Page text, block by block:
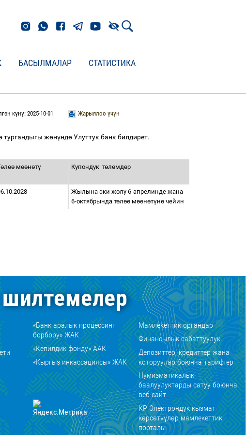
БАСЫЛМАЛАР
СТАТИСТИКА
Жарыялоо үчүн
күнү: 2025-10-01
тургандыгы жөнүндөУлуттук банк билдирет.
өлөө мөөнөтү Купондук төлөмдөр
Жылына эки жолу 6-апрелинде жана
6-октябрында төлөө мөөнөтүнө чейин
«Банк аралык процессинг
борбору» ЖАК
«Кепилдик фонду» ААК
«Кыргыз инкассациясы» ЖАК
Мамлекеттик органдар
Финансылык сабаттуулук
Депозиттер, кредиттер жана
которуулар боюнча тарифтер
Нумизматикалык
баалуулуктарды сатуу боюнча
веб-сайт
КР Электрондук кызмат
көрсөтүүлөр мамлекеттик
порталы